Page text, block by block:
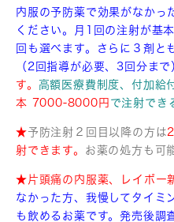
内服の予防薬で効果がなかっ
ください。月1回の注射が基
回も選べます。さらに３剤と
（2回指導が必要、3回分まで
す。 高額医療費制度、付加給
本 7000-8000円 で注射でき
★予防注射２回目以降の方は
射できます。 お薬の処方も可
★片頭痛の内服薬、レイボー
なかった方、我慢してタイミ
も飲めるお薬です。発売後調